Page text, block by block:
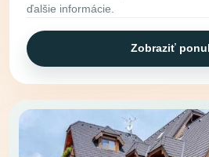
ďalšie informácie.
Zobraziť